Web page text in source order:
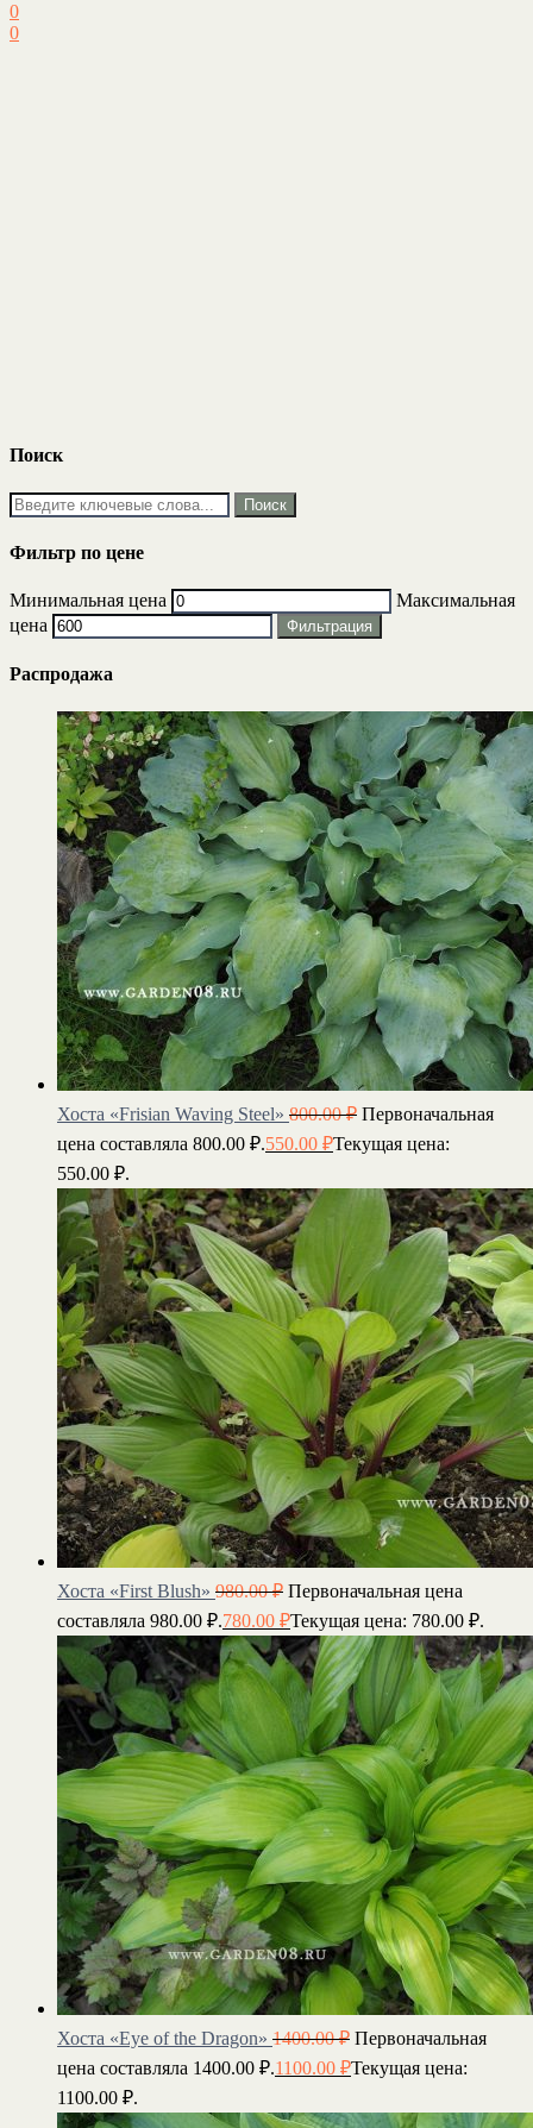
0
0
Поиск
Фильтр по цене
Минимальная цена
Максимальная
цена
Фильтрация
Распродажа
Хоста «Frisian Waving Steel» 800.00₽ Первоначальная
цена составляла 800.00 ₽.550.00 ₽Текущая цена:
550.00 ₽.
Хоста «First Blush» 980.00₽ Первоначальная цена
составляла 980.00 ₽.780.00 ₽Текущая цена: 780.00 ₽.
Хоста «Eye of the Dragon» 1400.00₽ Первоначальная
цена составляла 1400.00 ₽.1100.00 ₽Текущая цена:
1100.00 ₽.